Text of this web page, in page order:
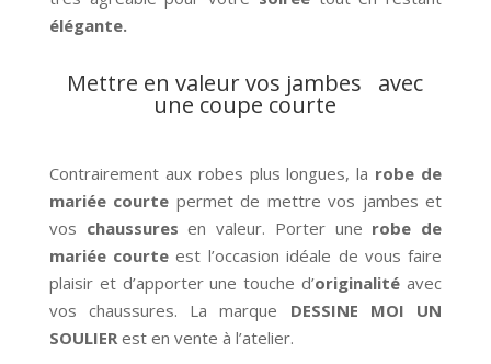
élégante.
Mettre en valeur vos jambes avec
une coupe courte
Contrairement aux robes plus longues, la robe de
mariée courte permet de mettre vos jambes et
vos chaussures en valeur. Porter une robe de
mariée courte est l’occasion idéale de vous faire
plaisir et d’apporter une touche d’originalité avec
vos chaussures. La marque DESSINE MOI UN
SOULIERest en vente à l’atelier.